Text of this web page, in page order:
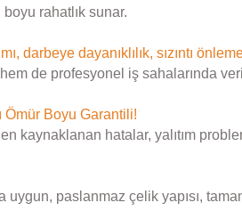
rahatlık sunar.
darbeye dayanıklılık, sızıntı
de profesyonel iş sahalarında
Ömür Boyu Garantili!
kaynaklanan hatalar, yalıtım
uygun, paslanmaz çelik yapısı,